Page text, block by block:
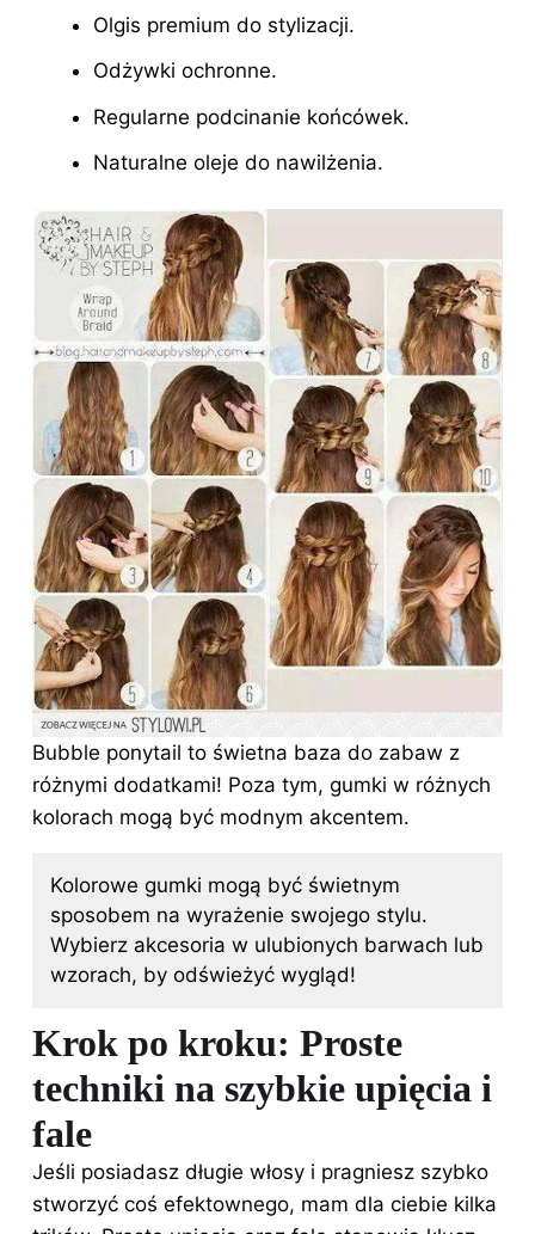
Olgis premium do stylizacji.
Odżywki ochronne.
Regularne podcinanie końcówek.
Naturalne oleje do nawilżenia.
Bubble ponytail to świetna baza do zabaw z
różnymi dodatkami! Poza tym, gumki w różnych
kolorach mogą być modnym akcentem.
Kolorowe gumki mogą być świetnym
sposobem na wyrażenie swojego stylu.
Wybierz akcesoria w ulubionych barwach lub
wzorach, by odświeżyć wygląd!
Krok po kroku: Proste
techniki na szybkie upięcia i
fale
Jeśli posiadasz długie włosy i pragniesz szybko
stworzyć coś efektownego, mam dla ciebie kilka